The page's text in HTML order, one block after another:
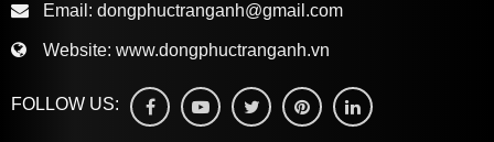
Email: dongphuctranganh@gmail.com
Website: www.dongphuctranganh.vn
FOLLOW US: